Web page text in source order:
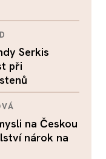
Serkis
při
na Českou
nárok na